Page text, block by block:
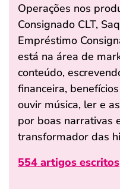
Operações nos
Consignado CLT,
Empréstimo
está na área de
conteúdo,
financeira,
ouvir música, ler e
por boas narrativas
transformador das
554 artigos escritos